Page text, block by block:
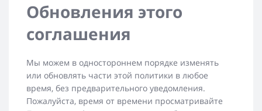
Обновления этого
соглашения
Мы можем в одностороннем порядке изменять
или обновлять части этой политики в любое
время, без предварительного уведомления.
Пожалуйста, время от времени просматривайте